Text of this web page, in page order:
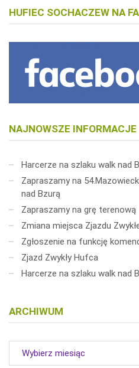
HUFIEC SOCHACZEW NA
NAJNOWSZE INFORMACJE
Harcerze na szlaku walk nad
Zapraszamy na
nad Bzurą
Zapraszamy na grę terenową
Zmiana miejsca Zjazdu
Zgłoszenie na funkcję
Zjazd Zwykły Hufca
Harcerze na szlaku walk nad
ARCHIWUM
Archiwum